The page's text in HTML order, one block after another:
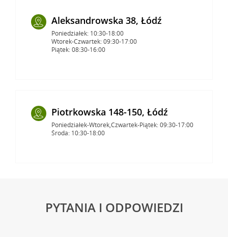
Aleksandrowska 38, Łódź
Poniedziałek: 10:30-18:00
Wtorek-Czwartek: 09:30-17:00
Piątek: 08:30-16:00
Piotrkowska 148-150, Łódź
Poniedziałek-Wtorek,Czwartek-Piątek: 09:30-17:00
Środa: 10:30-18:00
PYTANIA I ODPOWIEDZI